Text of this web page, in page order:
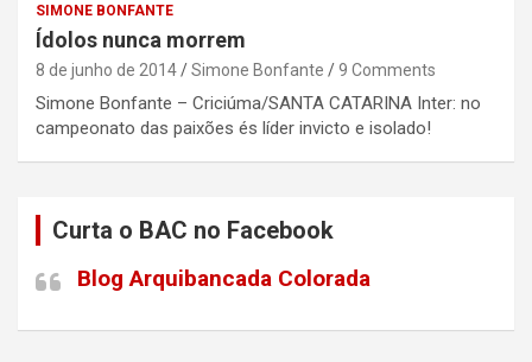
SIMONE BONFANTE
Ídolos nunca morrem
8 de junho de 2014 Simone Bonfante 9 Comments
Simone Bonfante – Criciúma/SANTA CATARINA Inter: no
campeonato das paixões és líder invicto e isolado!
Curta o BAC no Facebook
Blog Arquibancada Colorada